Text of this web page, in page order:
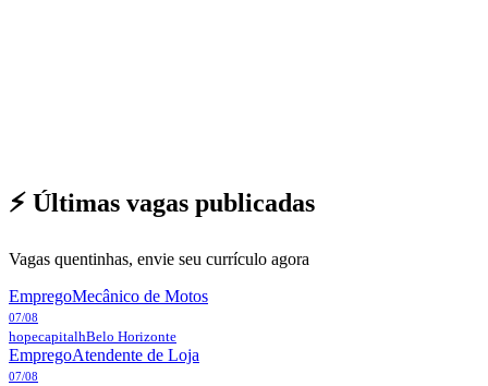
⚡ Últimas vagas publicadas
Vagas quentinhas, envie seu currículo agora
EmpregoMecânico de Motos
07/08
hopecapitalhBelo Horizonte
EmpregoAtendente de Loja
07/08